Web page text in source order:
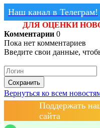
Наш канал в Телеграм!
ДЛЯ ОЦЕНКИ
Комментарии 0
Пока нет комментариев
Введите свои данные,
Сохранить
Вернуться ко всем
Поддержать
сайта